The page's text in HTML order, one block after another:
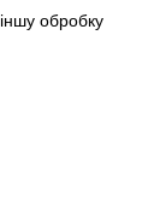
обробку